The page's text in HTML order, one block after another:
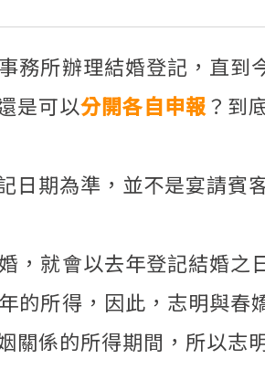
務所辦理結婚登記，直
是可以分開各自申報？到
期為準，並不是宴請賓
，就會以去年登記結婚
的所得，因此，志明與
係的所得期間，所以志